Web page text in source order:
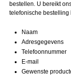
bestellen. U bereikt
telefonische
Naam
Adresgegevens
Telefoonnummer
E-mail
Gewenste